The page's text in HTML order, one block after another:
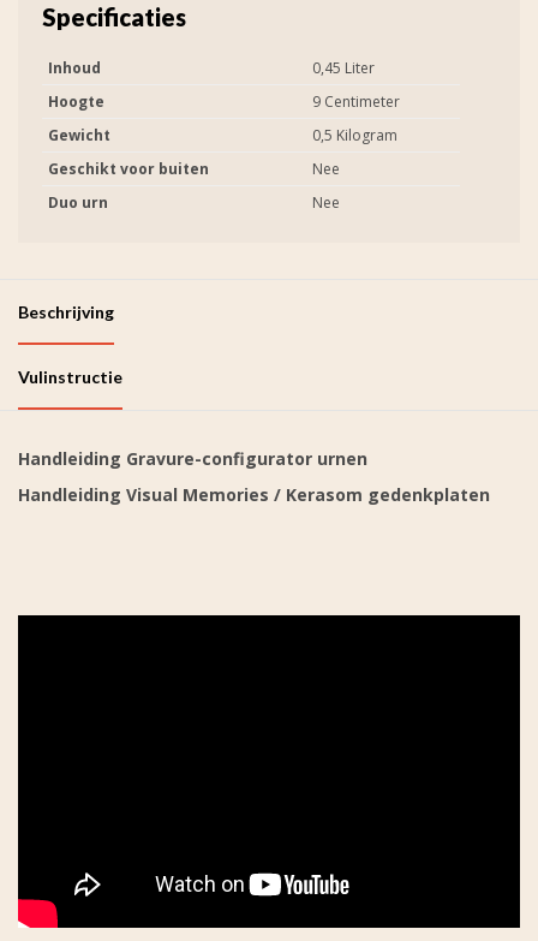
Specificaties
Inhoud
0,45 Liter
Hoogte
9 Centimeter
Gewicht
0,5 Kilogram
Geschikt voor buiten
Nee
Duo urn
Nee
Beschrijving
Vulinstructie
Handleiding Gravure-configurator urnen
Handleiding Visual Memories / Kerasom gedenkplaten